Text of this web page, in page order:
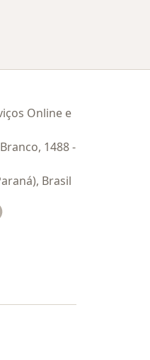
Online e
1488 -
Brasil
separador
num novo separador
novo separador